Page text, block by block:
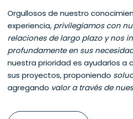
Orgullosos de nuestro
experiencia, privilegiamos con
relaciones de largo plazo y nos
profundamente en sus
nuestra prioridad es ayudarlos a
sus proyectos, proponiendo
agregando valor a través de